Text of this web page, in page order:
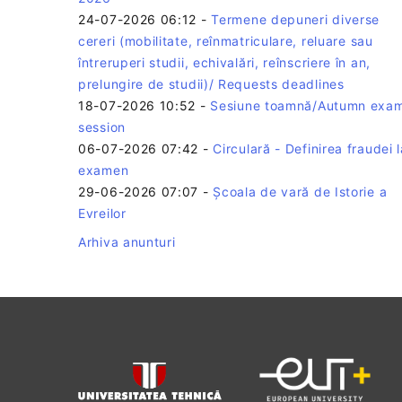
24-07-2026 06:12 -Termene depuneri diverse
cereri (mobilitate, reînmatriculare, reluare sau
întreruperi studii, echivalări, reînscriere în an,
prelungire de studii)/ Requests deadlines
18-07-2026 10:52 - Sesiune toamnă/Autumn
session
06-07-2026 07:42 - Circulară - Definirea fraudei
examen
29-06-2026 07:07 - Școala de vară de Istorie a
Evreilor
Arhiva anunturi